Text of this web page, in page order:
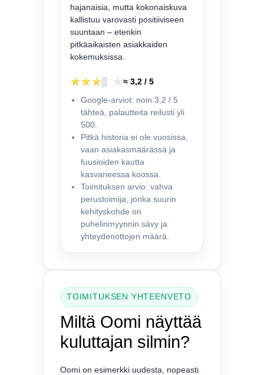
hajanaisia, mutta kokonaiskuva
kallistuu varovasti positiiviseen
suuntaan – etenkin
pitkäaikaisten asiakkaiden
kokemuksissa.
≈ 3,2 / 5
Google-arviot: noin 3,2 / 5
tähteä, palautteita reilusti yli
500.
Pitkä historia ei ole vuosissa,
vaan asiakasmäärässä ja
fuusioiden kautta
kasvaneessa koossa.
Toimituksen arvio: vahva
perustoimija, jonka suurin
kehityskohde on
puhelinmyynnin sävy ja
yhteydenottojen määrä.
TOIMITUKSEN YHTEENVETO
Miltä Oomi näyttää
kuluttajan silmin?
Oomi on esimerkki uudesta, nopeasti